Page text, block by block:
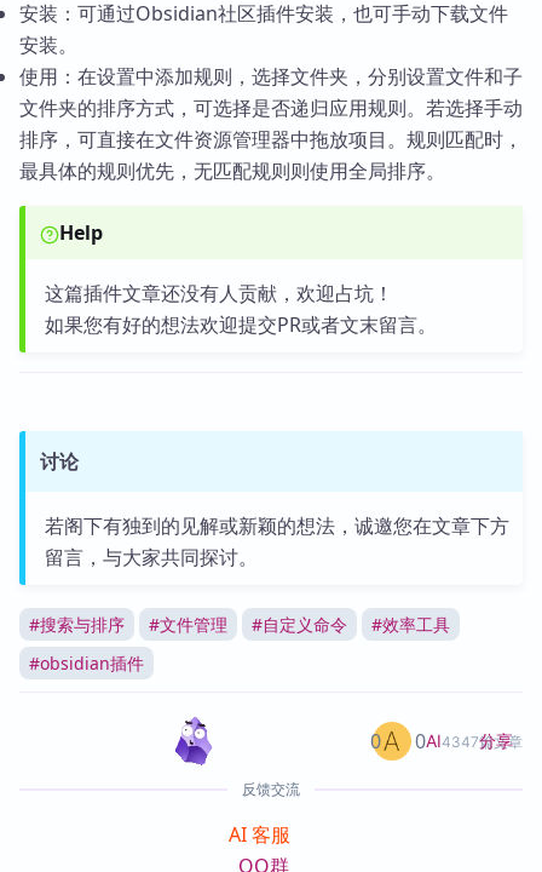
安装：可通过Obsidian社区插件安装，也可手动下载文件
安装。
使用：在设置中添加规则，选择文件夹，分别设置文件和子
文件夹的排序方式，可选择是否递归应用规则。若选择手动
排序，可直接在文件资源管理器中拖放项目。规则匹配时，
最具体的规则优先，无匹配规则则使用全局排序。
Help
这篇插件文章还没有人贡献，欢迎占坑！
如果您有好的想法欢迎提交PR或者文末留言。
讨论
若阁下有独到的见解或新颖的想法，诚邀您在文章下方
留言，与大家共同探讨。
#搜索与排序 #文件管理 #自定义命令 #效率工具
#obsidian插件
AI4347篇文章
0 0 分享
反馈交流
AI 客服
QQ群